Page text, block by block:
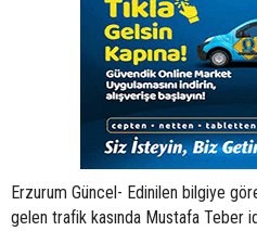
Erzurum Güncel- Edinilen bilgiye
gelen trafik kasında Mustafa Teber